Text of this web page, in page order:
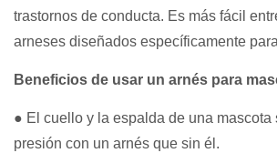
trastornos de conducta. Es más fácil
arneses diseñados específicamente
Beneficios de usar un arnés para
● El cuello y la espalda de una mascota
presión con un arnés que sin él.